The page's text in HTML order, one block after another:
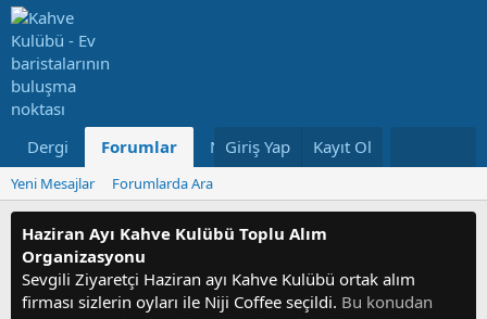
Dergi Forumlar Neler Yeni Kullanıcılar
Giriş Yap Kayıt Ol
Yeni Mesajlar Forumlarda Ara
Haziran Ayı Kahve Kulübü Toplu Alım
Organizasyonu
Sevgili Ziyaretçi Haziran ayı Kahve Kulübü ortak alım
firması sizlerin oyları ile Niji Coffee seçildi. Bu konudan